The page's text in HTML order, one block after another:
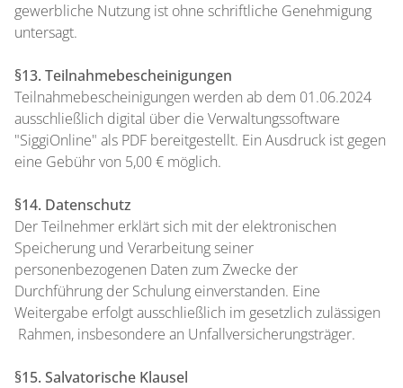
gewerbliche Nutzung ist ohne schriftliche Genehmigung
untersagt.
§13. Teilnahmebescheinigungen
Teilnahmebescheinigungen werden ab dem 01.06.2024
ausschließlich digital über die Verwaltungssoftware
"SiggiOnline" als PDF bereitgestellt. Ein Ausdruck ist gegen
eine Gebühr von 5,00 € möglich.
§14. Datenschutz
Der Teilnehmer erklärt sich mit der elektronischen
Speicherung und Verarbeitung seiner
personenbezogenen Daten zum Zwecke der
Durchführung der Schulung einverstanden. Eine
Weitergabe erfolgt ausschließlich im gesetzlich zulässigen
Rahmen, insbesondere an Unfallversicherungsträger.
§15. Salvatorische Klausel